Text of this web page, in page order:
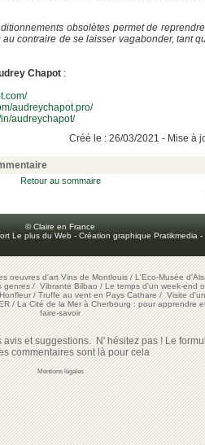
obsolètes permet de
contraire de se laisser vagabonder, tant
Chapot :
audreychapot.pro/
audreychapot/
Créé le : 26/03/2021 - Mise à
Retour au sommaire
© Claire en France
Le plus du Web - Création graphique Pratikmedia -
oeuvres d'art Vins de Montlouis/L'Eco-Musée
genres/Vibrante Bilbao/Le temps d'un week-end
/Truffe au vent en Pays Cathare/Visite
/La Cité de la Mer à Cherbourg : pour apprendre
faire-savoir
et suggestions. N' hésitez pas ! Le
commentaires sont là pour cela
Mentions légales